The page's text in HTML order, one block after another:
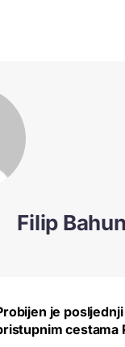
Filip Bahun
je
cestama